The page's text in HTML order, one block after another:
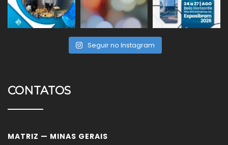
Seguir no Instagram
CONTATOS
MATRIZ — MINAS GERAIS